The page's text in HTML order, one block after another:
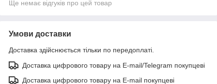
Ще немає відгуків про цей товар
Умови доставки
Доставка здійснюється тільки по передоплаті.
Доставка цифрового товару на E-mail/Telegram покупцеві
Доставка цифрового товару на E-mail покупцеві